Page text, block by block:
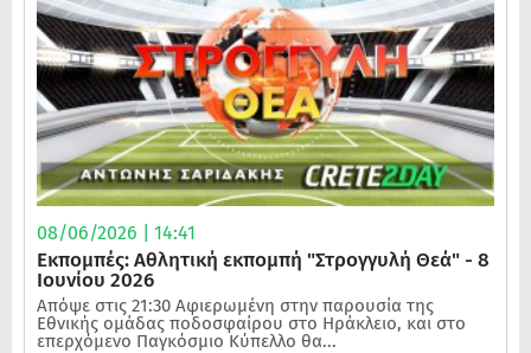
08/06/2026 | 14:41
Εκπομπές: Αθλητική εκπομπή "Στρογγυλή Θεά" - 8
Ιουνίου 2026
Απόψε στις 21:30 Αφιερωμένη στην παρουσία της
Εθνικής ομάδας ποδοσφαίρου στο Ηράκλειο, και στο
επερχόμενο Παγκόσμιο Κύπελλο θα...